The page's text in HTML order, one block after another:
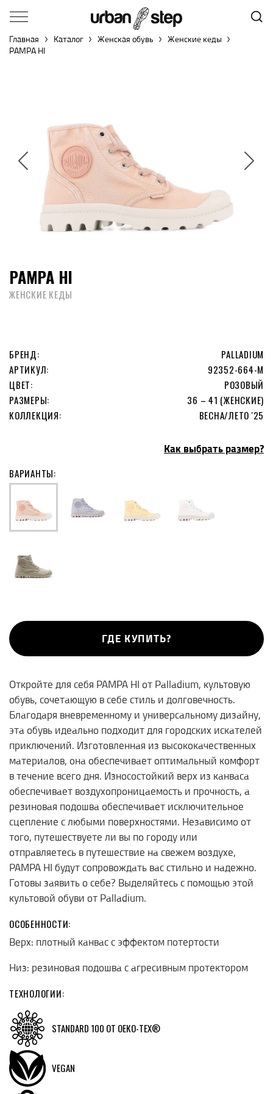
Главная Каталог Женская обувь
Женские кеды
PAMPA HI
PAMPA HI
ЖЕНСКИЕ КЕДЫ
БРЕНД:
PALLADIUM
АРТИКУЛ:
92352-664-M
ЦВЕТ:
РОЗОВЫЙ
РАЗМЕРЫ:
36 – 41 (ЖЕНСКИЕ)
КОЛЛЕКЦИЯ:
ВЕСНА/ЛЕТО '25
Как выбрать размер?
ВАРИАНТЫ:
ГДЕ КУПИТЬ?
Откройте для себя PAMPAHIотPalladium, культовую
обувь, сочетающую в себе стиль и долговечность.
Благодаря вневременному и универсальному дизайну,
эта обувь идеально подходит для городских искателей
приключений. Изготовленная из высококачественных
материалов, она обеспечивает оптимальный комфорт
в течение всего дня. Износостойкий верх из канваса
обеспечивает воздухопроницаемость и прочность, а
резиновая подошва обеспечивает исключительное
сцепление с любыми поверхностями. Независимо от
того, путешествуете ли вы по городу или
отправляетесь в путешествие на свежем воздухе,
PAMPAHIбудут сопровождать вас стильно и надежно.
Готовы заявить о себе? Выделяйтесь с помощью этой
культовой обуви отPalladium.
ОСОБЕННОСТИ:
Верх: плотный канвас с эффектом потертости
Низ: резиновая подошва с агресивным протектором
ТЕХНОЛОГИИ:
STANDARD 100 ОТ ОЕКO-TEX®
VEGAN